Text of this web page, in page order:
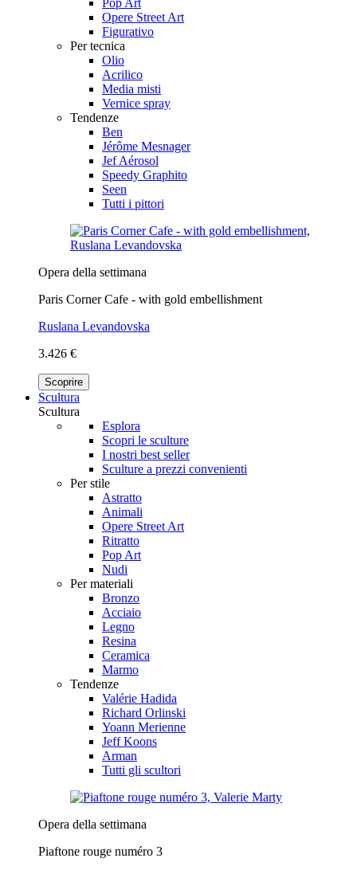
Opere Street Art
Figurativo
Per tecnica
Olio
Acrilico
Media misti
Vernice spray
Tendenze
Ben
Jérôme Mesnager
Jef Aérosol
Speedy Graphito
Seen
Tutti i pittori
Opera della settimana
Paris Corner Cafe - with gold embellishment
Ruslana Levandovska
3.426 €
Scoprire
Scultura
Scultura
Esplora
Scopri le sculture
I nostri best seller
Sculture a prezzi convenienti
Per stile
Astratto
Animali
Opere Street Art
Ritratto
Pop Art
Nudi
Per materiali
Bronzo
Acciaio
Legno
Resina
Ceramica
Marmo
Tendenze
Valérie Hadida
Richard Orlinski
Yoann Merienne
Jeff Koons
Arman
Tutti gli scultori
Opera della settimana
Piaftone rouge numéro 3